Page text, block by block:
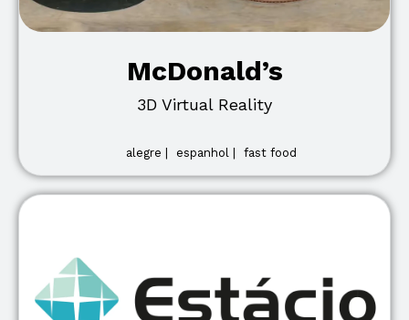
McDonald’s
3D Virtual Reality
alegre | espanhol | fast food